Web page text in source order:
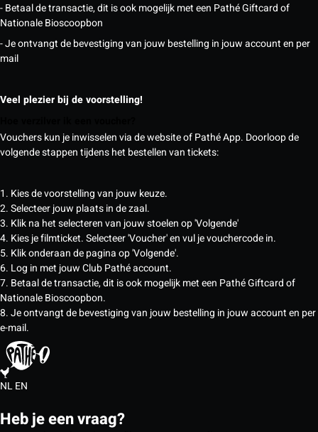
- Betaal de transactie, dit is ook mogelijk met een Pathé Giftcard of
Nationale Bioscoopbon
- Je ontvangt de bevestiging van jouw bestelling in jouw account en per
mail
Veel plezier bij de voorstelling!
Vouchers kun je inwisselen via de website of Pathé App. Doorloop de
volgende stappen tijdens het bestellen van tickets:
1. Kies de voorstelling van jouw keuze.
2. Selecteer jouw plaats in de zaal.
3. Klik na het selecteren van jouw stoelen op 'Volgende'
4. Kies je filmticket. Selecteer 'Voucher' en vul je vouchercode in.
5. Klik onderaan de pagina op 'Volgende'.
6. Log in met jouw Club Pathé account.
7. Betaal de transactie, dit is ook mogelijk met een Pathé Giftcard of
Nationale Bioscoopbon.
8. Je ontvangt de bevestiging van jouw bestelling in jouw account en per
e-mail.
NLEN
Heb je een vraag?